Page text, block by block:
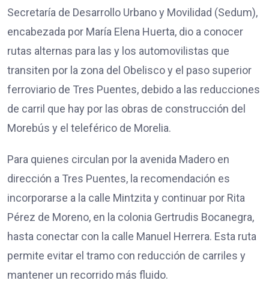
Secretaría de Desarrollo Urbano y Movilidad (Sedum),
encabezada por María Elena Huerta, dio a conocer
rutas alternas para las y los automovilistas que
transiten por la zona del Obelisco y el paso superior
ferroviario de Tres Puentes, debido a las reducciones
de carril que hay por las obras de construcción del
Morebús y el teleférico de Morelia.
Para quienes circulan por la avenida Madero en
dirección a Tres Puentes, la recomendación es
incorporarse a la calle Mintzita y continuar por Rita
Pérez de Moreno, en la colonia Gertrudis Bocanegra,
hasta conectar con la calle Manuel Herrera. Esta ruta
permite evitar el tramo con reducción de carriles y
mantener un recorrido más fluido.